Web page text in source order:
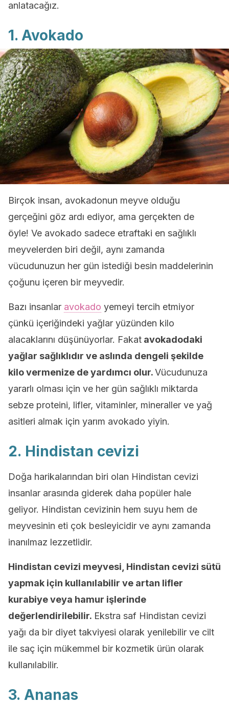
anlatacağız.
1. Avokado
Birçok insan, avokadonun meyve olduğu
gerçeğini göz ardı ediyor, ama gerçekten de
öyle! Ve avokado sadece etraftaki en sağlıklı
meyvelerden biri değil, aynı zamanda
vücudunuzun her gün istediği besin maddelerinin
çoğunu içeren bir meyvedir.
Bazı insanlar avokado yemeyi tercih etmiyor
çünkü içeriğindeki yağlar yüzünden kilo
alacaklarını düşünüyorlar. Fakat avokadodaki
yağlar sağlıklıdır ve aslında dengeli şekilde
kilo vermenize de yardımcı olur.Vücudunuza
yararlı olması için ve her gün sağlıklı miktarda
sebze proteini, lifler, vitaminler, mineraller ve yağ
asitleri almak için yarım avokado yiyin.
2. Hindistan cevizi
Doğa harikalarından biri olan Hindistan cevizi
insanlar arasında giderek daha popüler hale
geliyor. Hindistan cevizinin hem suyu hem de
meyvesinin eti çok besleyicidir ve aynı zamanda
inanılmaz lezzetlidir.
Hindistan cevizi meyvesi, Hindistan cevizi sütü
yapmak için kullanılabilir ve artan lifler
kurabiye veya hamur işlerinde
değerlendirilebilir. Ekstra saf Hindistan cevizi
yağı da bir diyet takviyesi olarak yenilebilir ve cilt
ile saç için mükemmel bir kozmetik ürün olarak
kullanılabilir.
3. Ananas